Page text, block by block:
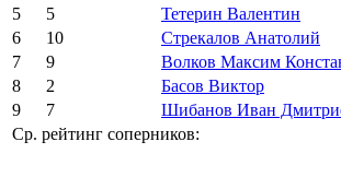
5
5 Тетерин Валентин
6
10 Стрекалов Анатолий
7
9 Волков Максим
8
2 Басов Виктор
9
7 Шибанов Иван
Ср. рейтинг соперников: